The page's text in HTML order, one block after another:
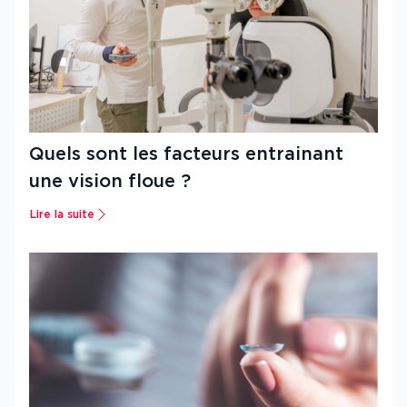
Quels sont les facteurs entrainant
une vision floue ?
Lire la suite